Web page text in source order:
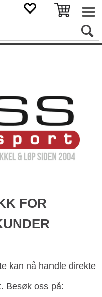
FOR
kan nå handle direkte
Besøk oss på: